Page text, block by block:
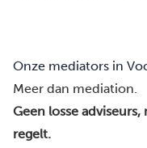
Onze mediators in
Meer dan mediation.
Geen losse
regelt.